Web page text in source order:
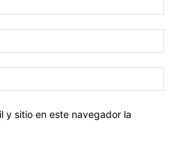
y sitio en este navegador la